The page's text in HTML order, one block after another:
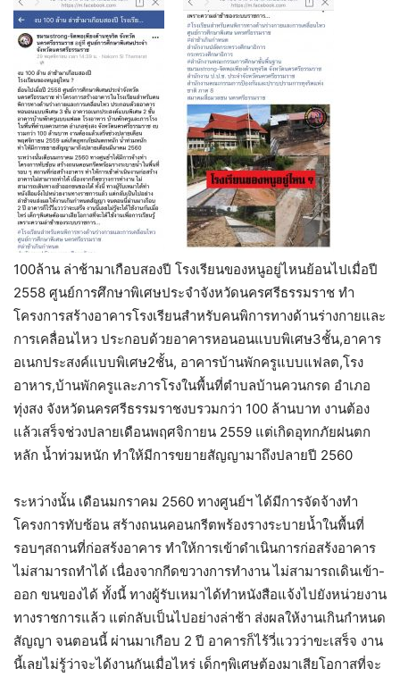
100ล้าน ล่าช้ามาเกือบสองปี โรงเรียนของหนูอยู่ไหนย้อนไปเมื่อปี
2558 ศูนย์การศึกษาพิเศษประจำจังหวัดนครศรีธรรมราช ทำ
โครงการสร้างอาคารโรงเรียนสำหรับคนพิการทางด้านร่างกายและ
การเคลื่อนไหว ประกอบด้วยอาคารหอนอนแบบพิเศษ3ชั้น,อาคาร
อเนกประสงค์แบบพิเศษ2ชั้น, อาคารบ้านพักครูแบบแฟลต,โรง
อาหาร,บ้านพักครูและภารโรงในพื้นที่ตำบลบ้านควนกรด อำเภอ
ทุ่งสง จังหวัดนครศรีธรรมราชงบรวมกว่า 100 ล้านบาท งานต้อง
แล้วเสร็จช่วงปลายเดือนพฤศจิกายน 2559 แต่เกิดอุทกภัยฝนตก
หลัก น้ำท่วมหนัก ทำให้มีการขยายสัญญามาถึงปลายปี 2560
ระหว่างนั้น เดือนมกราคม 2560 ทางศูนย์ฯ ได้มีการจัดจ้างทำ
โครงการทับซ้อน สร้างถนนคอนกรีตพร้องรางระบายน้ำในพื้นที่
รอบๆสถานที่ก่อสร้งอาคาร ทำให้การเข้าดำเนินการก่อสร้งอาคาร
ไม่สามารถทำได้ เนื่องจากกีดขวางการทำงาน ไม่สามารถเดินเข้า-
ออก ขนของได้ ทั้งนี้ ทางผู้รับเหมาได้ทำหนังสือแจ้งไปยังหน่วยงาน
ทางราชการแล้ว แต่กลับเป็นไปอย่างล่าช้า ส่งผลให้งานเกินกำหนด
สัญญา จนตอนนี้ ผ่านมาเกือบ 2 ปี อาคารก็ไร้วี่แววว่าขะเสร็จ งาน
นี้เลยไม่รู้ว่าจะได้งานกันเมื่อไหร่ เด็กๆพิเศษต้องมาเสียโอกาสที่จะ